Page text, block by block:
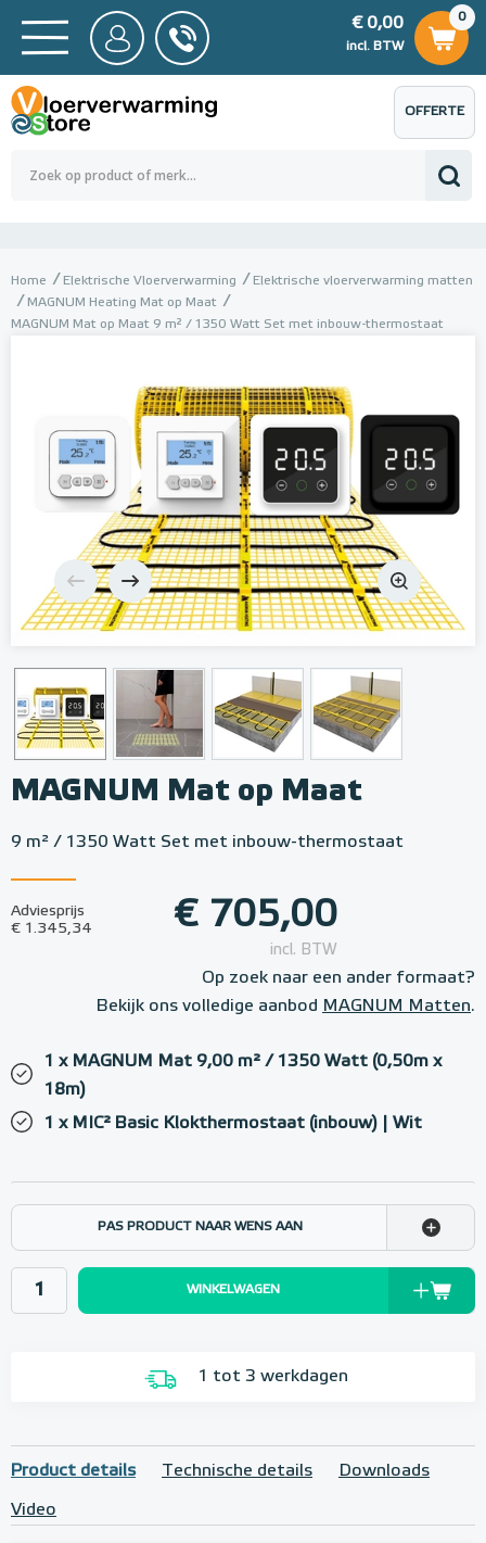
BTW
0,00
0
€ 0,00
incl. BTW
€ 0,00
OFFERTE
AANVRAGEN
Home Elektrische Vloerverwarming
Elektrische vloerverwarming matten
MAGNUM Heating Mat op Maat
MAGNUM Mat op Maat 9 m² / 1350 Watt Set met inbouw-thermostaat
MAGNUM Mat op Maat
9 m² / 1350 Watt Set met inbouw-thermostaat
Adviesprijs
€ 1.345,34
€ 705,00
incl. BTW
Op zoek naar een ander formaat?
Bekijk ons volledige aanbod MAGNUM Matten.
1 x MAGNUM Mat 9,00 m² / 1350 Watt (0,50m x
18m)
1 x MIC² Basic Klokthermostaat (inbouw) | Wit
PAS PRODUCT NAAR WENS AAN
WINKELWAGEN
1 tot 3 werkdagen
Product details Technische details Downloads
Video